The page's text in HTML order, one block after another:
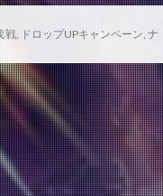
戦, ドロップUPキャンペーン, ナ